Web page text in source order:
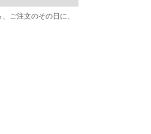
ご注文のその日に、